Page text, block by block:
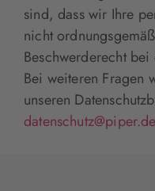
sind, dass wir Ihre
nicht
Beschwerderecht
Bei weiteren Fragen
unseren
datenschutz@piper.de